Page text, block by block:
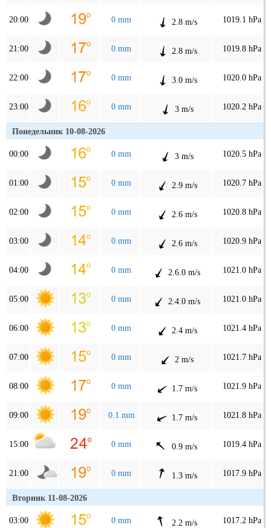
20:00 0 mm 2.8 m/s 1019.1 hPa
21:00 0 mm 2.8 m/s 1019.8 hPa
22:00 0 mm 3.0 m/s 1020.0 hPa
23:00 0 mm 3 m/s 1020.2 hPa
Понедельник 10-08-2026
00:00 0 mm 3 m/s 1020.5 hPa
01:00 0 mm 2.9 m/s 1020.7 hPa
02:00 0 mm 2.6 m/s 1020.8 hPa
03:00 0 mm 2.6 m/s 1020.9 hPa
04:00 0 mm 2.6.0 m/s 1021.0 hPa
05:00 0 mm 2.4.0 m/s 1021.0 hPa
06:00 0 mm 2.4 m/s 1021.4 hPa
07:00 0 mm 2 m/s 1021.7 hPa
08:00 0 mm 1.7 m/s 1021.9 hPa
09:00 0.1 mm 1.7 m/s 1021.8 hPa
15:00 0 mm 0.9 m/s 1019.4 hPa
21:00 0 mm 1.3 m/s 1017.9 hPa
Вторник 11-08-2026
03:00 0 mm 2.2 m/s 1017.2 hPa